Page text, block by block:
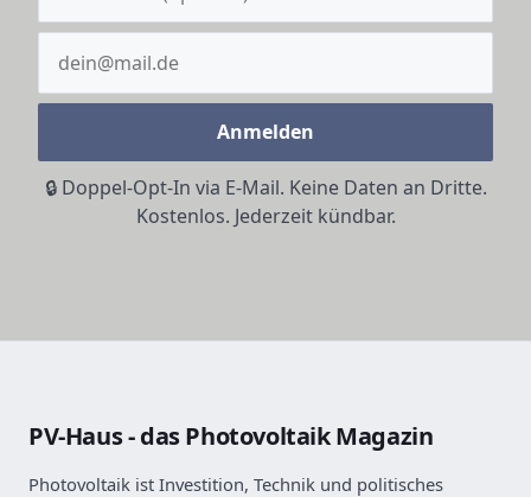
Anmelden
🔒 Doppel-Opt-In via E-Mail. Keine Daten an Dritte.
Kostenlos. Jederzeit kündbar.
PV-Haus - das Photovoltaik Magazin
Photovoltaik ist Investition, Technik und politisches